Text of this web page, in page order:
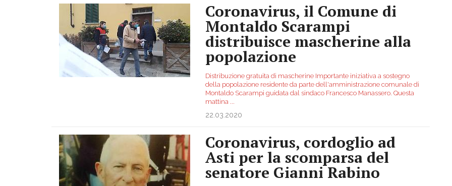
Coronavirus, il Comune di
Montaldo Scarampi
distribuisce mascherine alla
popolazione
Distribuzione gratuita di mascherine Importante iniziativa a sostegno
della popolazione residente da parte dell'amministrazione comunale di
Montaldo Scarampi guidata dal sindaco Francesco Manassero. Questa
mattina
22.03.2020
Coronavirus, cordoglio ad
Asti per la scomparsa del
senatore Gianni Rabino